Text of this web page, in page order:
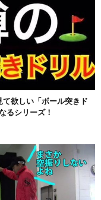
欲しい「ボール突きド
るシリーズ！